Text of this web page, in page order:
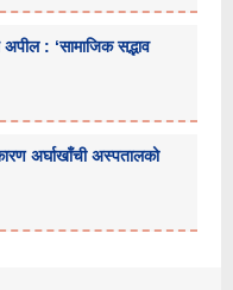
: ‘सामाजिक सद्भाव
अर्घाखाँची अस्पतालको